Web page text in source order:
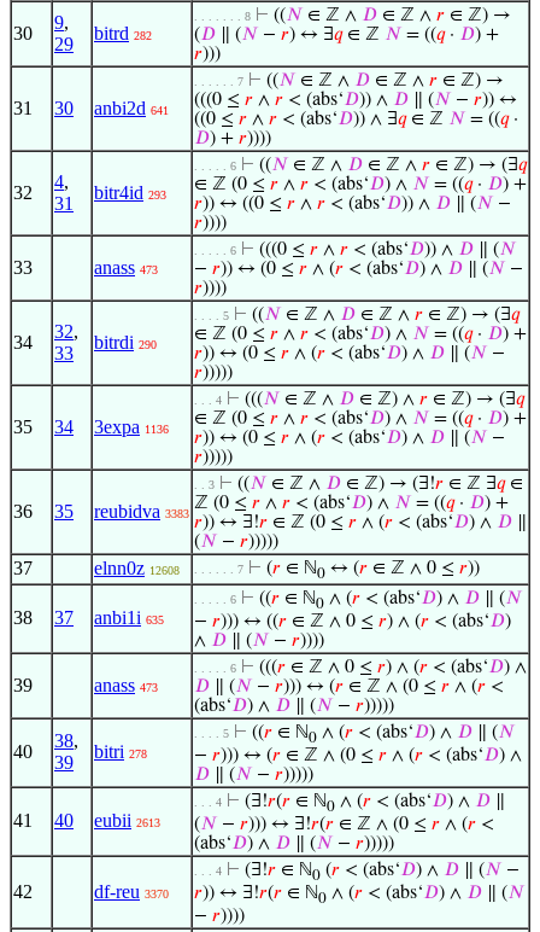
30
9,
29
bitrd 282
. . . . . . . 8 ⊢ ((𝑁 ∈ ℤ ∧ 𝐷 ∈ ℤ ∧ 𝑟 ∈ ℤ) →
(𝐷 ∥ (𝑁 − 𝑟) ↔ ∃𝑞∈ ℤ 𝑁 = ((𝑞· 𝐷) +
𝑟)))
31 30 anbi2d 641
. . . . . . 7 ⊢ ((𝑁 ∈ ℤ ∧ 𝐷 ∈ ℤ ∧ 𝑟 ∈ ℤ) →
(((0 ≤ 𝑟 ∧ 𝑟 < (abs‘𝐷)) ∧ 𝐷 ∥ (𝑁 − 𝑟)) ↔
((0 ≤ 𝑟 ∧ 𝑟 < (abs‘𝐷)) ∧ ∃𝑞∈ ℤ 𝑁 = ((𝑞·
𝐷) + 𝑟))))
32
4,
31
bitr4id 293
. . . . . 6 ⊢ ((𝑁 ∈ ℤ ∧ 𝐷 ∈ ℤ ∧ 𝑟 ∈ ℤ) → (∃𝑞
∈ ℤ (0 ≤ 𝑟 ∧ 𝑟 < (abs‘𝐷) ∧ 𝑁 = ((𝑞· 𝐷) +
𝑟)) ↔ ((0 ≤ 𝑟 ∧ 𝑟 < (abs‘𝐷)) ∧ 𝐷 ∥ (𝑁 −
𝑟))))
33 anass 473
. . . . . 6 ⊢ (((0 ≤ 𝑟 ∧ 𝑟 < (abs‘𝐷)) ∧ 𝐷 ∥ (𝑁
− 𝑟)) ↔ (0 ≤ 𝑟 ∧ (𝑟 < (abs‘𝐷) ∧ 𝐷 ∥ (𝑁 −
𝑟))))
34
32,
33
bitrdi 290
. . . . 5 ⊢ ((𝑁 ∈ ℤ ∧ 𝐷 ∈ ℤ ∧ 𝑟 ∈ ℤ) → (∃𝑞
∈ ℤ (0 ≤ 𝑟 ∧ 𝑟 < (abs‘𝐷) ∧ 𝑁 = ((𝑞· 𝐷) +
𝑟)) ↔ (0 ≤ 𝑟 ∧ (𝑟 < (abs‘𝐷) ∧ 𝐷 ∥ (𝑁 −
𝑟)))))
35 34 3expa 1136
. . . 4 ⊢ (((𝑁 ∈ ℤ ∧ 𝐷 ∈ ℤ) ∧ 𝑟 ∈ ℤ) → (∃𝑞
∈ ℤ (0 ≤ 𝑟 ∧ 𝑟 < (abs‘𝐷) ∧ 𝑁 = ((𝑞· 𝐷) +
𝑟)) ↔ (0 ≤ 𝑟 ∧ (𝑟 < (abs‘𝐷) ∧ 𝐷 ∥ (𝑁 −
𝑟)))))
36 35 reubidva 3383
. . 3 ⊢ ((𝑁 ∈ ℤ ∧ 𝐷 ∈ ℤ) → (∃!𝑟 ∈ ℤ ∃𝑞∈
ℤ (0 ≤ 𝑟 ∧ 𝑟 < (abs‘𝐷) ∧ 𝑁 = ((𝑞· 𝐷) +
𝑟)) ↔ ∃!𝑟 ∈ ℤ (0 ≤ 𝑟 ∧ (𝑟 < (abs‘𝐷) ∧ 𝐷
(𝑁 − 𝑟)))))
37 elnn0z 12608 . . . . . . 7 ⊢ (𝑟 ∈ ℕ0 ↔ (𝑟 ∈ ℤ ∧ 0 ≤ 𝑟))
38 37 anbi1i 635
. . . . . 6 ⊢ ((𝑟 ∈ ℕ0 ∧ (𝑟 < (abs‘𝐷) ∧ 𝐷 ∥ (𝑁
− 𝑟))) ↔ ((𝑟 ∈ ℤ ∧ 0 ≤ 𝑟) ∧ (𝑟 < (abs‘𝐷)
∧ 𝐷 ∥ (𝑁 − 𝑟))))
39 anass 473
. . . . . 6 ⊢ (((𝑟 ∈ ℤ ∧ 0 ≤ 𝑟) ∧ (𝑟 < (abs‘𝐷) ∧
𝐷 ∥ (𝑁 − 𝑟))) ↔ (𝑟 ∈ ℤ ∧ (0 ≤ 𝑟 ∧ (𝑟 <
(abs‘𝐷) ∧ 𝐷 ∥ (𝑁 − 𝑟)))))
40
38,
39
bitri 278
. . . . 5 ⊢ ((𝑟 ∈ ℕ0 ∧ (𝑟 < (abs‘𝐷) ∧ 𝐷 ∥ (𝑁
− 𝑟))) ↔ (𝑟 ∈ ℤ ∧ (0 ≤ 𝑟 ∧ (𝑟 < (abs‘𝐷) ∧
𝐷 ∥ (𝑁 − 𝑟)))))
41 40 eubii 2613
. . . 4 ⊢ (∃!𝑟(𝑟 ∈ ℕ0 ∧ (𝑟 < (abs‘𝐷) ∧ 𝐷
(𝑁 − 𝑟))) ↔ ∃!𝑟(𝑟 ∈ ℤ ∧ (0 ≤ 𝑟 ∧ (𝑟 <
(abs‘𝐷) ∧ 𝐷 ∥ (𝑁 − 𝑟)))))
42 df-reu 3370
. . . 4 ⊢ (∃!𝑟 ∈ ℕ0 (𝑟 < (abs‘𝐷) ∧ 𝐷 ∥ (𝑁 −
𝑟)) ↔ ∃!𝑟(𝑟 ∈ ℕ0 ∧ (𝑟 < (abs‘𝐷) ∧ 𝐷 ∥ (𝑁
− 𝑟))))